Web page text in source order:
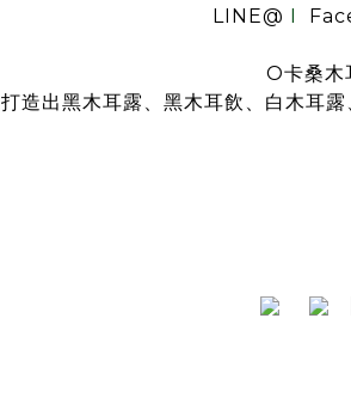
LINE@ I
O卡桑木
打造出黑木耳露、黑木耳飲、白木耳